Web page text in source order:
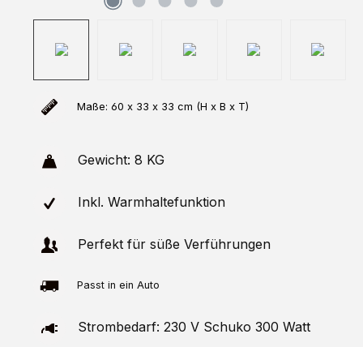
Maße: 60 x 33 x 33 cm (H x B x T)
Gewicht: 8 KG
Inkl. Warmhaltefunktion
Perfekt für süße Verführungen
Passt in ein Auto
Strombedarf: 230 V Schuko 300 Watt